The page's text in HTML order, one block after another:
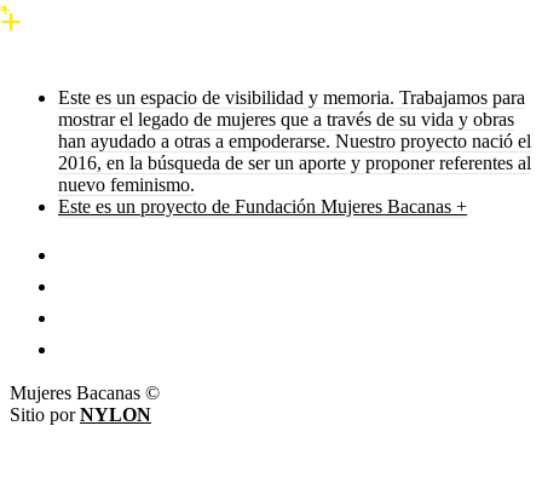
Este es un espacio de visibilidad y memoria. Trabajamos para
mostrar el legado de mujeres que a través de su vida y obras
han ayudado a otras a empoderarse. Nuestro proyecto nació el
2016, en la búsqueda de ser un aporte y proponer referentes al
nuevo feminismo.
Este es un proyecto de Fundación Mujeres Bacanas +
Mujeres Bacanas ©
Sitio porNYLON